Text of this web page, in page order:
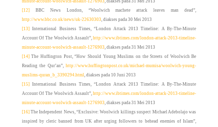
[12]
BBC News London, “Woolwich machete attack leaves man dead”,
http://www.bbc.co.uk/news/uk-22630303 , diakses pada 30 Mei 2013
[13]
International Business Times, “London Attack 2013 Timeline: A By-The-Minute
Account Of The Woolwich Assault”,http://www.ibtimes.com/london-attack-2013-timeline-
minute-account-woolwich-assault-1276903 , diakses pada 31 Mei 2013
[14] The Huffington Post, “How Should Young Muslims on the Streets of Woolwich Be
Reading the Qur’an”,http://www.huffingtonpost.co.uk/michael-mumisa/woolwich-young-
muslims-quran_b_3390294.html , diakses pada 10 Juni 2013
[15]
International Business Times, “London Attack 2013 Timeline: A By-The-Minute
Account Of The Woolwich Assault”,http://www.ibtimes.com/london-attack-2013-timeline-
minute-account-woolwich-assault-1276903 , diakses pada 31 Mei 2013
[16] The Independent News, “Exclusive: Woolwich killings suspect Michael Adebolajo was
inspired by cleric banned from UK after urging followers to behead enemies of Islam”,